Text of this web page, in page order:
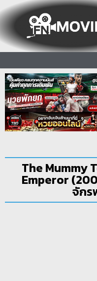
The Mummy
Emperor
จักร